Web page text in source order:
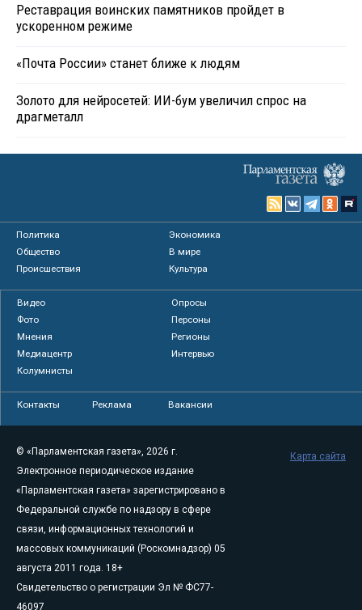
Реставрация воинских памятников пройдет в
ускоренном режиме
«Почта России» станет ближе к людям
Золото для нейросетей: ИИ-бум увеличил спрос на
драгметалл
Политика
Экономика
Общество
В мире
Происшествия
Культура
Видео
Опросы
Фото
Персоны
Мнения
Регионы
Медиацентр
Интервью
Колумнисты
Контакты Реклама Вакансии
© «Парламентская газета», 2026 г.
Электронное периодическое издание
«Парламентская газета» зарегистрировано в
Федеральной службе по надзору в сфере
связи, информационных технологий и
массовых коммуникаций (Роскомнадзор) 05
августа 2011 года. 18+
Свидетельство о регистрации Эл № ФС77-
46097
Карта сайта